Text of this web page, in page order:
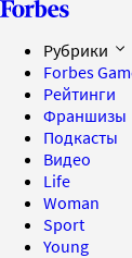
Рубрики
Forbes
Рейтинги
Франшизы
Подкасты
Видео
Life
Woman
Sport
Young